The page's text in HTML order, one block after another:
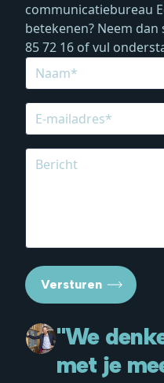
communicatiebureau
betekenen? Neem
85 72 16 of vul
Versturen
"We
met je